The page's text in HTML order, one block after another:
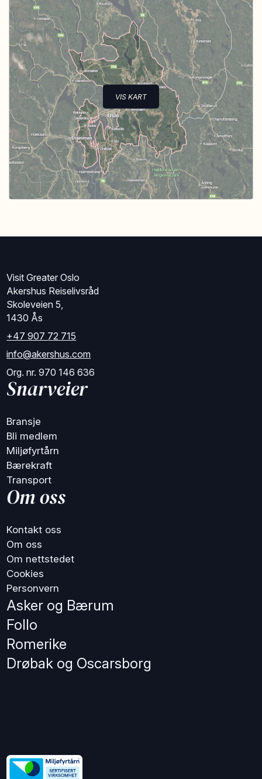
VIS KART
Visit Greater Oslo
Akershus Reiselivsråd
Skoleveien 5,
1430 Ås
+47 907 72 715
info@akershus.com
Org. nr. 970 146 636
Snarveier
Bransje
Bli medlem
Miljøfyrtårn
Bærekraft
Transport
Om oss
Kontakt oss
Om oss
Om nettstedet
Cookies
Personvern
Asker og Bærum
Follo
Romerike
Drøbak og Oscarsborg